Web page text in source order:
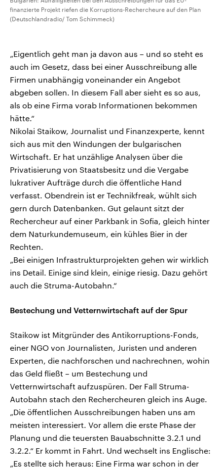
finanzierte Projekt riefen die Korruptions-Rechercheure auf den Plan
(Deutschlandradio/ Tom Schimmeck)
„Eigentlich geht man ja davon aus – und so steht es
auch im Gesetz, dass bei einer Ausschreibung alle
Firmen unabhängig voneinander ein Angebot
abgeben sollen. In diesem Fall aber sieht es so aus,
als ob eine Firma vorab Informationen bekommen
hätte.“
Nikolai Staikow, Journalist und Finanzexperte, kennt
sich aus mit den Windungen der bulgarischen
Wirtschaft. Er hat unzählige Analysen über die
Privatisierung von Staatsbesitz und die Vergabe
lukrativer Aufträge durch die öffentliche Hand
verfasst. Obendrein ist er Technikfreak, wühlt sich
gern durch Datenbanken. Gut gelaunt sitzt der
Rechercheur auf einer Parkbank in Sofia, gleich hinter
dem Naturkundemuseum, ein kühles Bier in der
Rechten.
„Bei einigen Infrastrukturprojekten gehen wir wirklich
ins Detail. Einige sind klein, einige riesig. Dazu gehört
auch die Struma-Autobahn.“
Bestechung und Vetternwirtschaft auf der Spur
Staikow ist Mitgründer des Antikorruptions-Fonds,
einer NGO von Journalisten, Juristen und anderen
Experten, die nachforschen und nachrechnen, wohin
das Geld fließt – um Bestechung und
Vetternwirtschaft aufzuspüren. Der Fall Struma-
Autobahn stach den Rechercheuren gleich ins Auge.
„Die öffentlichen Ausschreibungen haben uns am
meisten interessiert. Vor allem die erste Phase der
Planung und die teuersten Bauabschnitte 3.2.1 und
3.2.2.“ Er kommt in Fahrt. Und wechselt ins Englische:
„Es stellte sich heraus: Eine Firma war schon in der